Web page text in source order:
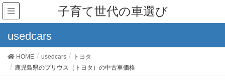
子育て世代の車選び
usedcars
HOME usedcars
トヨタ
鹿児島県のプリウス（トヨタ）の中古車価格